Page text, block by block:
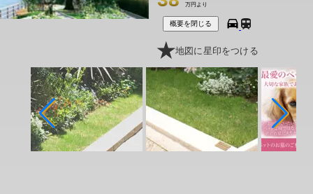
万円より
概要を閉じる
地図に星印をつける